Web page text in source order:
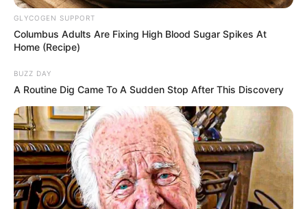
Why Are More Adults Experiencing Joint
Stiffness?
JOINT CARE
GLYCOGEN SUPPORT
Columbus Adults Are Fixing High Blood Sugar Spikes At
Home (Recipe)
BUZZ DAY
A Routine Dig Came To A Sudden Stop After This Discovery